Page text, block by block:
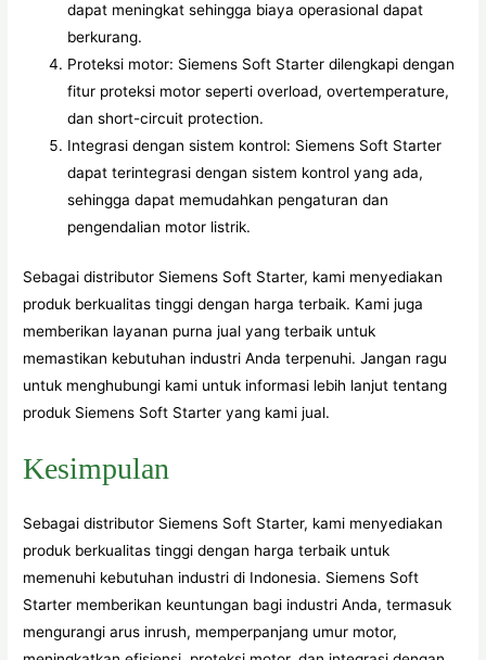
dapat meningkat sehingga biaya operasional dapat
berkurang.
Proteksi motor: Siemens Soft Starter dilengkapi dengan
fitur proteksi motor seperti overload, overtemperature,
dan short-circuit protection.
Integrasi dengan sistem kontrol: Siemens Soft Starter
dapat terintegrasi dengan sistem kontrol yang ada,
sehingga dapat memudahkan pengaturan dan
pengendalian motor listrik.
Sebagai distributor Siemens Soft Starter, kami menyediakan
produk berkualitas tinggi dengan harga terbaik. Kami juga
memberikan layanan purna jual yang terbaik untuk
memastikan kebutuhan industri Anda terpenuhi. Jangan ragu
untuk menghubungi kami untuk informasi lebih lanjut tentang
produk Siemens Soft Starter yang kami jual.
Kesimpulan
Sebagai distributor Siemens Soft Starter, kami menyediakan
produk berkualitas tinggi dengan harga terbaik untuk
memenuhi kebutuhan industri di Indonesia. Siemens Soft
Starter memberikan keuntungan bagi industri Anda, termasuk
mengurangi arus inrush, memperpanjang umur motor,